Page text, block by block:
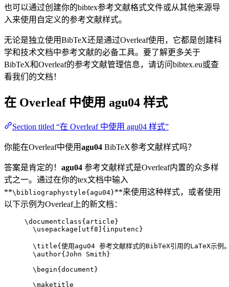
也可以通过创建你的bibtex参考文献格式文件或从其他来源导
入来使用自定义的参考文献样式。
无论是独立使用BibTeX还是通过Overleaf使用，它都是创建科
学和技术文档中参考文献的必备工具。要了解更多关于
BibTeX和Overleaf的参考文献管理信息，请访问bibtex.eu或查
看我们的文档！
在 Overleaf 中使用 agu04 样式
Section titled “在 Overleaf 中使用 agu04 样式”
你能在Overleaf中使用agu04 BibTeX参考文献样式吗？
答案是肯定的！ agu04 参考文献样式是Overleaf内置的众多样
式之一。通过在你的tex文档中输入
**\bibliographystyle{agu04}**来使用这种样式，或者使用
以下示例为Overleaf上的新文档：
\documentclass{ article }
\usepackage
utf8 ]{ inputenc }
\title{使用agu04 参考文献样式的BibTeX引用的LaTeX示例
\author{John Smith}
\begin{ document }
\maketitle